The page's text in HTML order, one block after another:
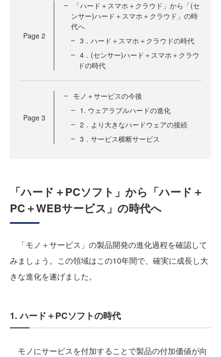
Page 2
「ハード＋スマホ＋クラウド」から「(セ
ンサー)ハード＋スマホ＋クラウド」の時
代へ
3．ハード＋スマホ＋クラウドの時代
4．(センサー)ハード＋スマホ＋クラウ
ドの時代
Page 3
モノ＋サービスの今後
1. ウェアラブルハードの進化
2．より大きなハードウェアの接続
3．サービス横断サービス
「ハード＋PCソフト」から「ハード＋
PC＋WEBサービス」の時代へ
「モノ＋サービス」の製品開発の進化過程を確認して
みましょう。この領域はこの10年間で、確実に成長し大
きな進化を遂げました。
1. ハード＋PCソフトの時代
モノにサービスを付加することで製品の付加価値が向